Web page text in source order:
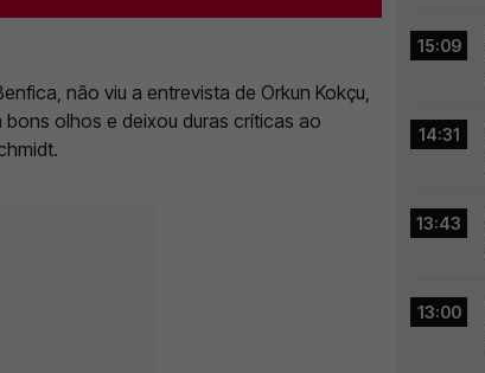
não viu a entrevista de Orkun Kokçu,
bons olhos e deixou duras críticas ao
15:09
14:31
13:43
13:00